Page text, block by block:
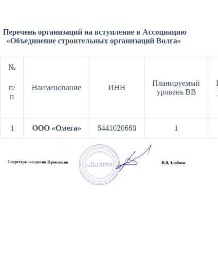
Перечень организаций на вступление в Ассоциацию
«Объединение строительных организаций Волга»
№
п/
п
Наименование ИНН
Планируемый
уровень ВВ
1 ООО «Омега» 6441020668 1